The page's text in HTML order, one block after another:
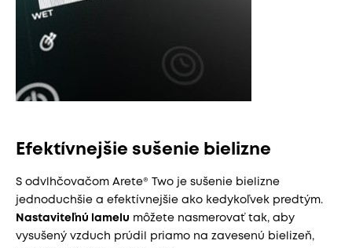
Efektívnejšie sušenie bielizne
S odvlhčovačom Arete® Two je sušenie bielizne
jednoduchšie a efektívnejšie ako kedykoľvek predtým.
Nastaviteľnú lamelu môžete nasmerovať tak, aby
vysušený vzduch prúdil priamo na zavesenú bielizeň,